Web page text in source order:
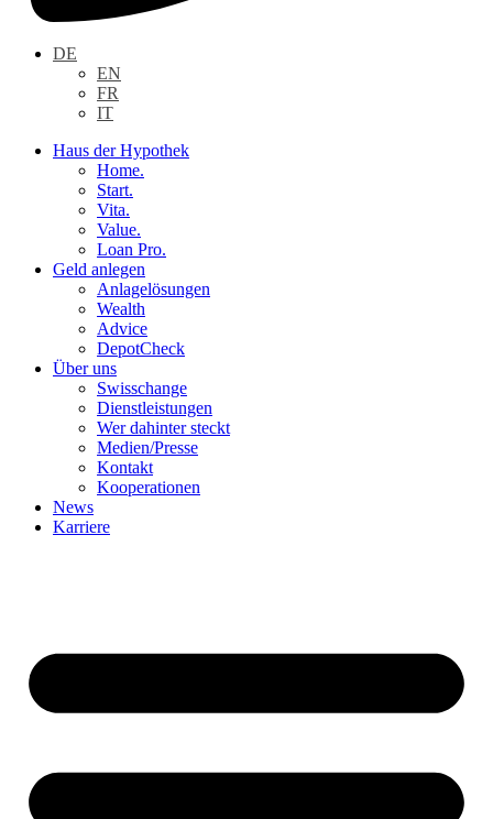
DE
EN
FR
IT
Haus der Hypothek
Home.
Start.
Vita.
Value.
Loan Pro.
Geld anlegen
Anlagelösungen
Wealth
Advice
DepotCheck
Über uns
Swisschange
Dienstleistungen
Wer dahinter steckt
Medien/Presse
Kontakt
Kooperationen
News
Karriere